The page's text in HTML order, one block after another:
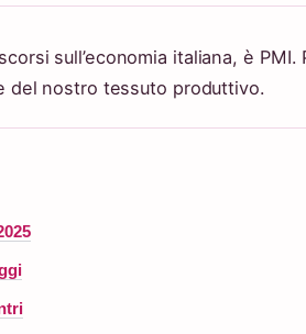
sull’economia italiana, è
del nostro tessuto produttivo.